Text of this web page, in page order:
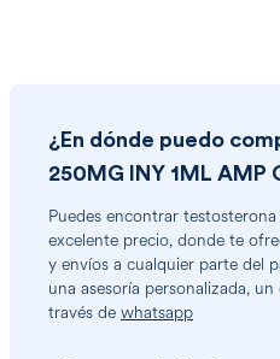
¿En dónde puedo
250MG INY 1ML AMP
Puedes encontrar testosterona
excelente precio, donde te
y envíos a cualquier parte del
una asesoría personalizada,
través de whatsapp